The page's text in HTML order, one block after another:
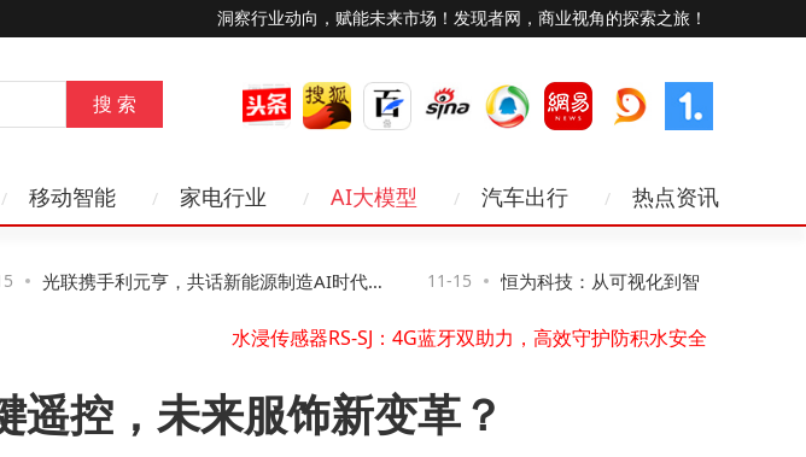
洞察行业动向，赋能未来市场！发现者网，商业视角的探索之旅！
移动智能 家电行业 AI大模型 汽车出行 热点资讯
光联携手利元亨，共话新能源制造AI时代网 11-15 恒为科技：从可视化到智算，让复杂算力
得见、管得住”
“祖冲之三号”同款芯片赋能！我国超导量子计算机“天衍-287”搭建完成并开放服务
水库增殖放流站物联网升级：实时监测，远程管控，开启智慧渔业新模式
水浸传感器RS-SJ：4G蓝牙双助力，高效守护防积水安全
上海电信“双万兆”护航进博会：数智赋能通信保障，服务跨越语言距离
山海星耀攻克超低轨难题，以硬核技术逐梦空天新蓝海
控，未来服饰新变革？